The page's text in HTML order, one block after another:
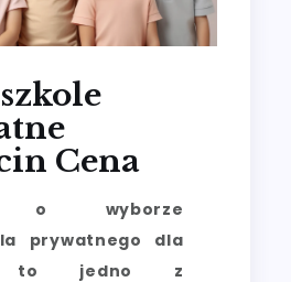
Cena
o wyborze
prywatnego dla
to jedno z